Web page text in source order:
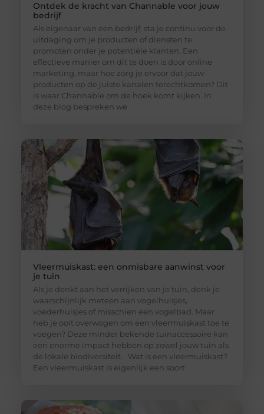
Ontdek de kracht van Channable voor jouw
bedrijf
Als eigenaar van een bedrijf, sta je continu voor de
uitdaging om je producten of diensten te
promoten onder je potentiële klanten. Een
effectieve manier om dit te doen is door online
marketing, maar hoe zorg je ervoor dat jouw
producten op de juiste kanalen terechtkomen? Dit
is waar Channable om de hoek komt kijken. In
deze blog bespreken we
Vleermuiskast: een onmisbare aanwinst voor
je tuin
Als je denkt aan het verrijken van je tuin, denk je
waarschijnlijk meteen aan vogelhuisjes,
voederhuisjes of misschien een vogelbad. Maar
heb je ooit overwogen om een vleermuiskast toe te
voegen? Deze minder bekende tuinaccessoire kan
een enorme impact hebben op zowel jouw tuin als
de lokale biodiversiteit. Wat is een vleermuiskast?
Een vleermuiskast is eigenlijk een soort